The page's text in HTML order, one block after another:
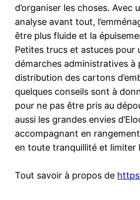
d’organiser les choses. Avec
analyse avant tout,
être plus fluide et la
Petites trucs et astuces pour
démarches administratives à
distribution des cartons
quelques conseils sont à
pour ne pas être pris au
aussi les grandes envies
accompagnant en
en toute tranquillité et limiter
Tout savoir à propos de